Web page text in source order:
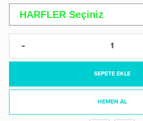
SEPETE EKLE
HEMEN AL